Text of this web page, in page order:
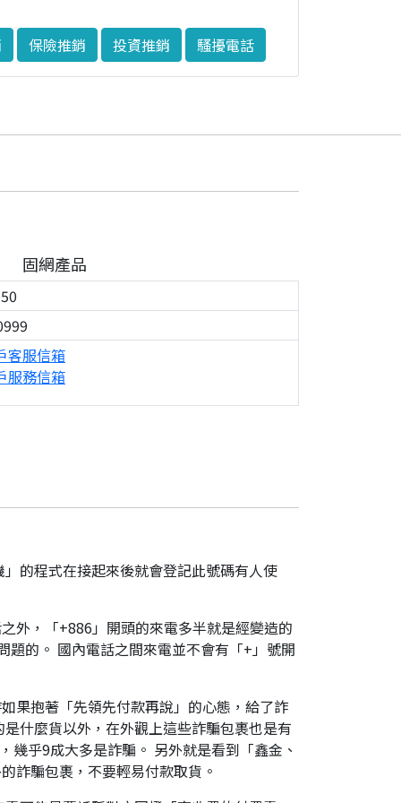
保險推銷 投資推銷 騷擾電話
固網產品
客服信箱
服務信箱
的程式在接起來後就會登記此號碼有人使
外，「+886」開頭的來電多半就是經變造的
的。 國內電話之間來電並不會有「+」號開
果抱著「先領先付款再說」的心態，給了詐
什麼貨以外，在外觀上這些詐騙包裹也是有
乎9成大多是詐騙。 另外就是看到「鑫金、
詐騙包裹，不要輕易付款取貨。